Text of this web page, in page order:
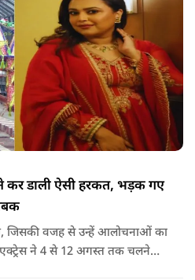
ने कर डाली ऐसी हरकत, भड़क गए
जिसकी वजह से उन्हें आलोचनाओं का
ने 4 से 12 अगस्त तक चलने